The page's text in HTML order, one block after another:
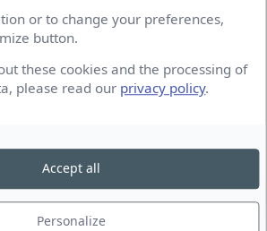
un combat contre les
or to change your preferences,
button.
these cookies and the processing of
please read our privacy policy.
Personalize
Accept all